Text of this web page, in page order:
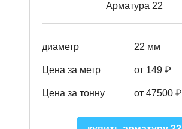
Арматура 22
диаметр 22 мм
Цена за метр от 149 ₽
Цена за тонну от 47500 ₽